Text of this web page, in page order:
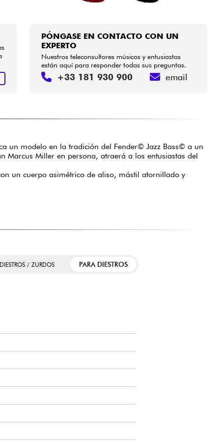
PÓNGASE EN CONTACTO CON UN
EXPERTO
Nuestros teleconsultores músicos y entusiastas
están aquí para responder todas sus preguntas.
+33 181 930 900 email
un modelo en la tradición del Fender© Jazz Bass© a un
Marcus Miller en persona, atraerá a los entusiastas del
un cuerpo asimétrico de aliso, mástil atornillado y
/ ZURDOS PARA DIESTROS